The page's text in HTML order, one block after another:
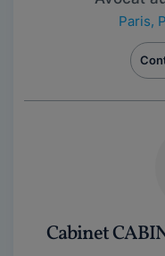
Paris,
Cabinet